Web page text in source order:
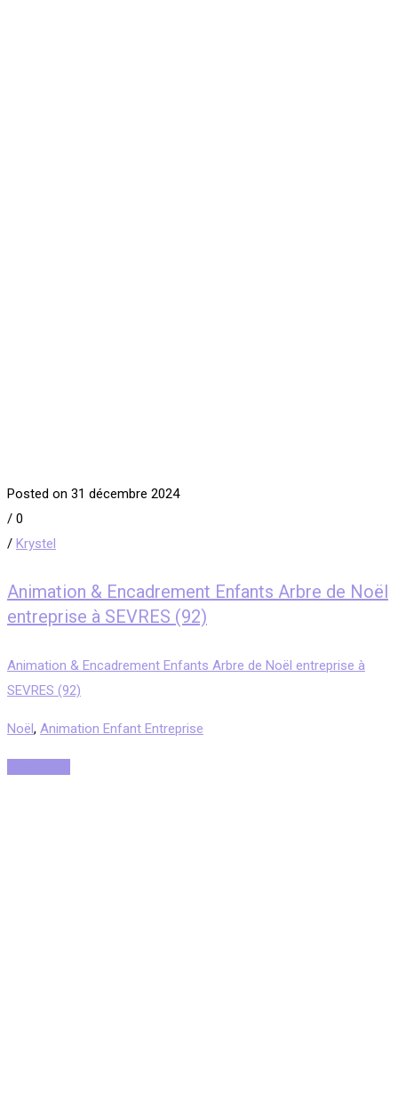
Posted on 31 décembre 2024
/ 0
/ Krystel
Animation & Encadrement Enfants Arbre de Noël
entreprise à SEVRES (92)
Animation & Encadrement Enfants Arbre de Noël entreprise à
SEVRES (92)
Noël, Animation Enfant Entreprise